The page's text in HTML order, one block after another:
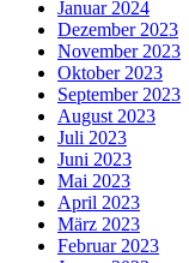
Januar 2024
Dezember 2023
November 2023
Oktober 2023
September 2023
August 2023
Juli 2023
Juni 2023
Mai 2023
April 2023
März 2023
Februar 2023